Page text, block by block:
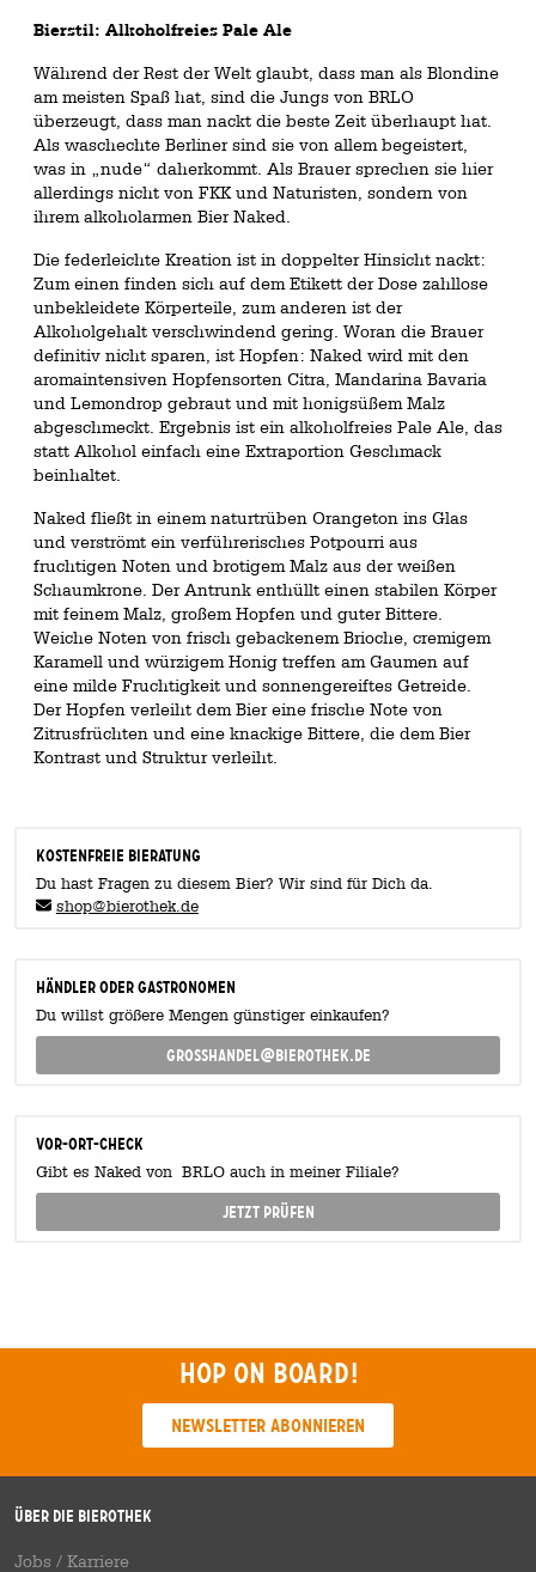
Bierstil: Alkoholfreies Pale Ale
Während der Rest der Welt glaubt, dass man als Blondine
am meisten Spaß hat, sind die Jungs von BRLO
überzeugt, dass man nackt die beste Zeit überhaupt hat.
Als waschechte Berliner sind sie von allem begeistert,
was in „nude“ daherkommt. Als Brauer sprechen sie hier
allerdings nicht von FKK und Naturisten, sondern von
ihrem alkoholarmen Bier Naked.
Die federleichte Kreation ist in doppelter Hinsicht nackt:
Zum einen finden sich auf dem Etikett der Dose zahllose
unbekleidete Körperteile, zum anderen ist der
Alkoholgehalt verschwindend gering. Woran die Brauer
definitiv nicht sparen, ist Hopfen: Naked wird mit den
aromaintensiven Hopfensorten Citra, Mandarina Bavaria
und Lemondrop gebraut und mit honigsüßem Malz
abgeschmeckt. Ergebnis ist ein alkoholfreies Pale Ale, das
statt Alkohol einfach eine Extraportion Geschmack
beinhaltet.
Naked fließt in einem naturtrüben Orangeton ins Glas
und verströmt ein verführerisches Potpourri aus
fruchtigen Noten und brotigem Malz aus der weißen
Schaumkrone. Der Antrunk enthüllt einen stabilen Körper
mit feinem Malz, großem Hopfen und guter Bittere.
Weiche Noten von frisch gebackenem Brioche, cremigem
Karamell und würzigem Honig treffen am Gaumen auf
eine milde Fruchtigkeit und sonnengereiftes Getreide.
Der Hopfen verleiht dem Bier eine frische Note von
Zitrusfrüchten und eine knackige Bittere, die dem Bier
Kontrast und Struktur verleiht.
KOSTENFREIE BIERATUNG
Du hast Fragen zu diesem Bier? Wir sind für Dich da.
shop@bierothek.de
Händler oder Gastronomen
Du willst größere Mengen günstiger einkaufen?
grosshandel@bierothek.de
Vor-Ort-Check
Gibt es Naked von BRLO auch in meiner Filiale?
Jetzt prüfen
Hop on board!
Newsletter abonnieren
Über die Bierothek
Jobs / Karriere